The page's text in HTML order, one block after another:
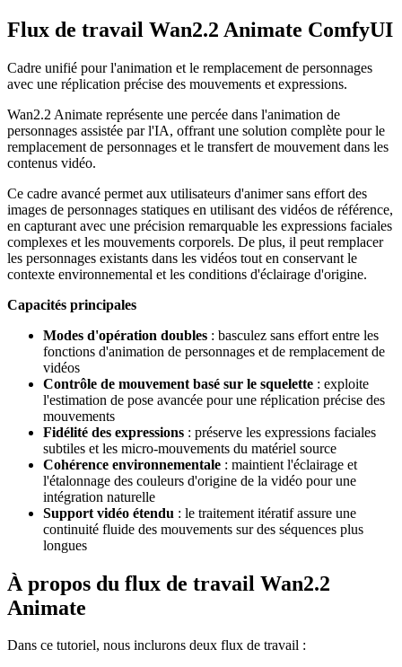
Flux de travail Wan2.2 Animate ComfyUI
Cadre unifié pour l'animation et le remplacement de personnages
avec une réplication précise des mouvements et expressions.
Wan2.2 Animate représente une percée dans l'animation de
personnages assistée par l'IA, offrant une solution complète pour le
remplacement de personnages et le transfert de mouvement dans les
contenus vidéo.
Ce cadre avancé permet aux utilisateurs d'animer sans effort des
images de personnages statiques en utilisant des vidéos de référence,
en capturant avec une précision remarquable les expressions faciales
complexes et les mouvements corporels. De plus, il peut remplacer
les personnages existants dans les vidéos tout en conservant le
contexte environnemental et les conditions d'éclairage d'origine.
Capacités principales
Modes d'opération doubles : basculez sans effort entre les
fonctions d'animation de personnages et de remplacement de
vidéos
Contrôle de mouvement basé sur le squelette : exploite
l'estimation de pose avancée pour une réplication précise des
mouvements
Fidélité des expressions : préserve les expressions faciales
subtiles et les micro-mouvements du matériel source
Cohérence environnementale : maintient l'éclairage et
l'étalonnage des couleurs d'origine de la vidéo pour une
intégration naturelle
Support vidéo étendu : le traitement itératif assure une
continuité fluide des mouvements sur des séquences plus
longues
À propos du flux de travail Wan2.2
Animate
Dans ce tutoriel, nous inclurons deux flux de travail :